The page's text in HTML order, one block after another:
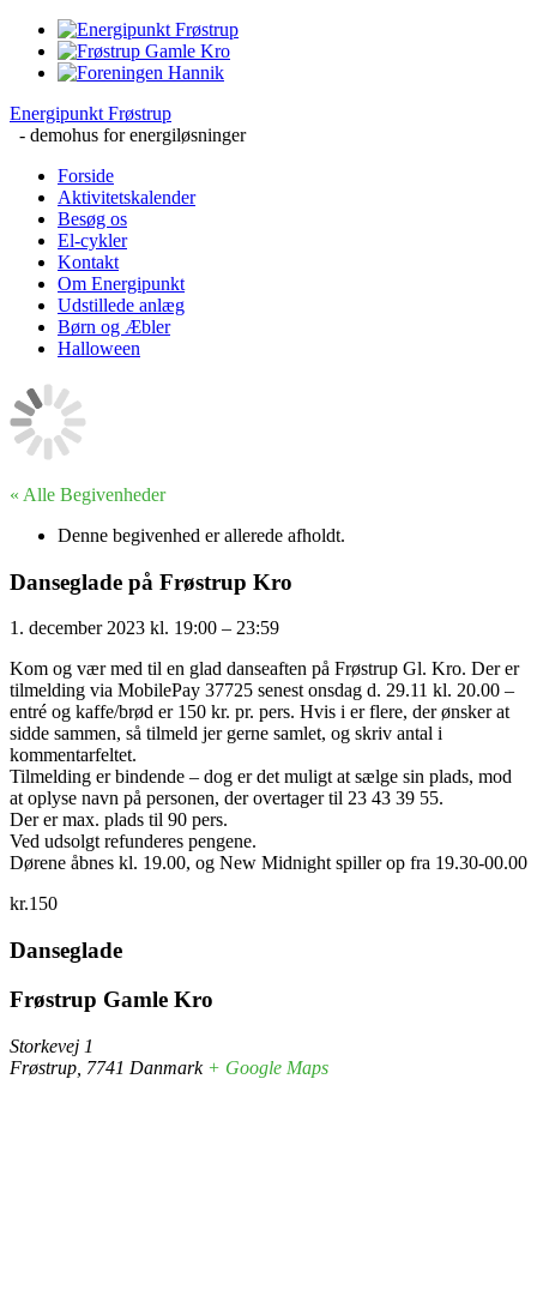
Energipunkt Frøstrup
- demohus for energiløsninger
Forside
Aktivitetskalender
Besøg os
El-cykler
Kontakt
Om Energipunkt
Udstillede anlæg
Børn og Æbler
Halloween
« Alle Begivenheder
Denne begivenhed er allerede afholdt.
Danseglade på Frøstrup Kro
1. december 2023 kl. 19:00 – 23:59
Kom og vær med til en glad danseaften på Frøstrup Gl. Kro. Der er
tilmelding via MobilePay 37725 senest onsdag d. 29.11 kl. 20.00 –
entré og kaffe/brød er 150 kr. pr. pers. Hvis i er flere, der ønsker at
sidde sammen, så tilmeld jer gerne samlet, og skriv antal i
kommentarfeltet.
Tilmelding er bindende – dog er det muligt at sælge sin plads, mod
at oplyse navn på personen, der overtager til 23 43 39 55.
Der er max. plads til 90 pers.
Ved udsolgt refunderes pengene.
Dørene åbnes kl. 19.00, og New Midnight spiller op fra 19.30-00.00
kr.150
Danseglade
Frøstrup Gamle Kro
Storkevej 1
Frøstrup 7741 Danmark + Google Maps